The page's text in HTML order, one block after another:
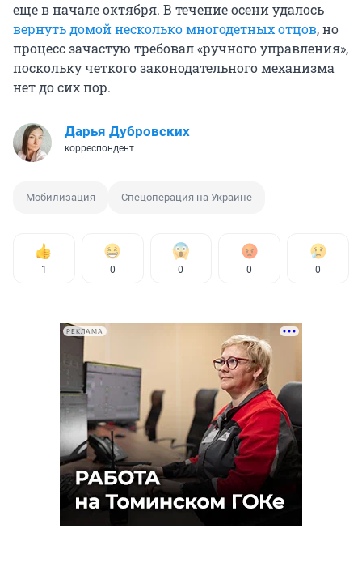
еще в начале октября. В течение осени удалось
вернуть домой несколько многодетных отцов, но
процесс зачастую требовал «ручного управления»,
поскольку четкого законодательного механизма
нет до сих пор.
Дарья Дубровских
корреспондент
Мобилизация Спецоперация на Украине
1 0 0 0 0
РЕКЛАМА